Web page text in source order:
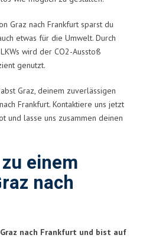
Graz nach Frankfurt sparst du
etwas für die Umwelt. Durch
wird der CO2-Ausstoß
genutzt.
Graz, deinem zuverlässigen
Frankfurt. Kontaktiere uns jetzt
und lasse uns zusammen deinen
einem
nach
nach Frankfurt und bist auf